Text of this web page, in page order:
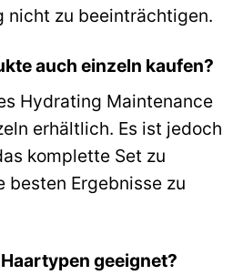
nicht zu beeinträchtigen.
auch einzeln kaufen?
Hydrating Maintenance
erhältlich. Es ist jedoch
komplette Set zu
besten Ergebnisse zu
geeignet?